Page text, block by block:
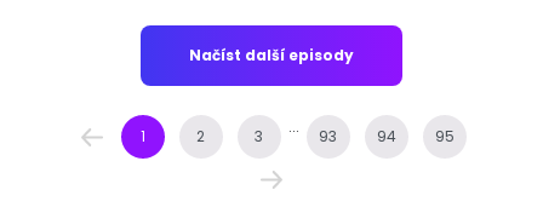
Načíst další episody
1 2 3 ... 93 94 95